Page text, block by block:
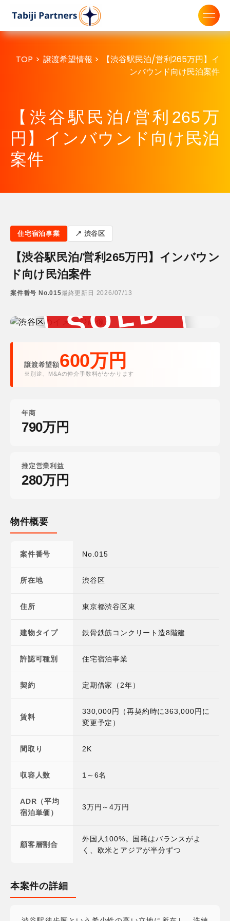
TOP > 譲渡希望情報 >
【渋谷駅民泊/営利265万円】イ
ンバウンド向け民泊案件
【渋谷駅民泊/営利265万
円】インバウンド向け民泊
案件
住宅宿泊事業 渋谷区
【渋谷駅民泊/営利265万円】インバウン
ド向け民泊案件
案件番号 No.015最終更新日 2026/07/13
SOLD
譲渡希望額600万円
※別途、M&Aの仲介手数料がかかります
年商
790万円
推定営業利益
280万円
物件概要
案件番号 No.015
所在地 渋谷区
住所 東京都渋谷区東
建物タイプ 鉄骨鉄筋コンクリート造8階建
許認可種別 住宅宿泊事業
契約 定期借家（2年）
賃料
330,000円（再契約時に363,000円に
変更予定）
間取り 2K
収容人数 1～6名
ADR（平均
宿泊単価）
3万円～4万円
顧客層割合
外国人100%。国籍はバランスがよ
く、欧米とアジアが半分ずつ
本案件の詳細